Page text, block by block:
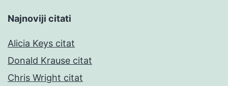
Najnoviji citati
Alicia Keys citat
Donald Krause citat
Chris Wright citat